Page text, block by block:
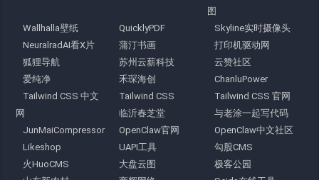
图
Wallhalla壁纸
QuicklyPDF
Skyline实时摄像头
NeuralradAI看X片
蒲汀书画
打印机驱动网
狐狸导航
苏州云薪科技
云赞社区
爱纯净
禾琛海创
ChanluPower
Tailwind CSS 中文
网
Tailwind CSS
Tailwind CSS 官网
临沂春芝堂
与老涂一起写代码
JunMaiCompressor
OpenClaw官网
OpenClaw中文社区
Likeshop
UAPI工具
勾股CMS
火HuoCMS
大盘云图
极客公园